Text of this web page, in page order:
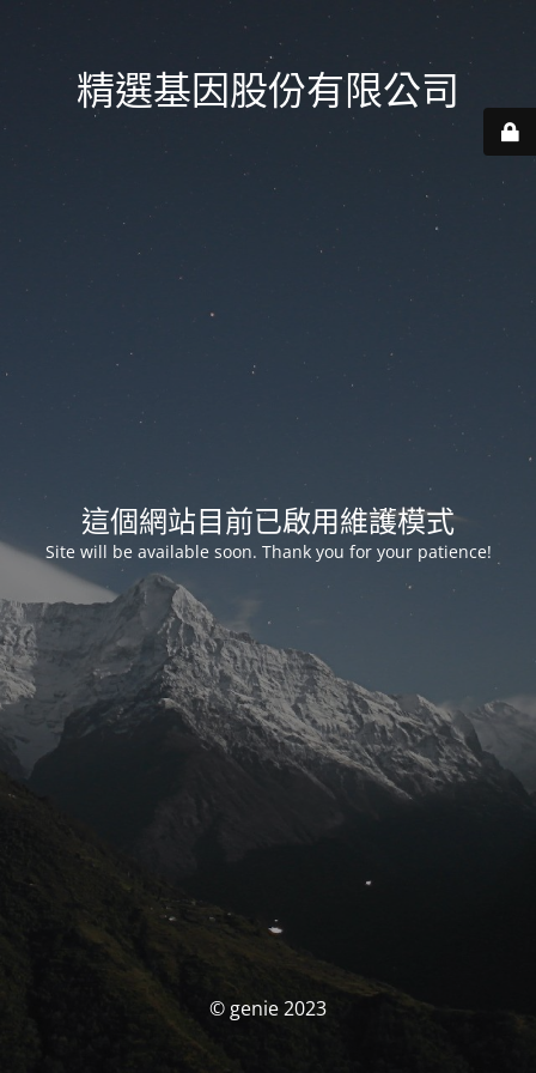
精選基因股份有限公司
這個網站目前已啟用維護模式
Site will be available soon. Thank you for your patience!
© genie 2023